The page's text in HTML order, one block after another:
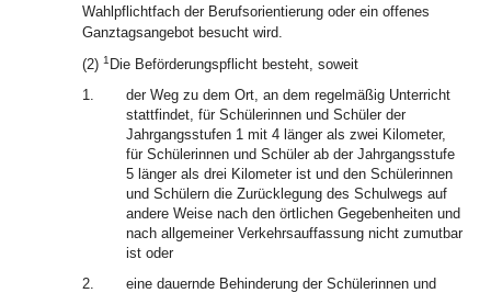
Wahlpflichtfach der Berufsorientierung oder ein offenes
Ganztagsangebot besucht wird.
(2) 1 Die Beförderungspflicht besteht, soweit
1.
der Weg zu dem Ort, an dem regelmäßig Unterricht
stattfindet, für Schülerinnen und Schüler der
Jahrgangsstufen 1 mit 4 länger als zwei Kilometer,
für Schülerinnen und Schüler ab der Jahrgangsstufe
5 länger als drei Kilometer ist und den Schülerinnen
und Schülern die Zurücklegung des Schulwegs auf
andere Weise nach den örtlichen Gegebenheiten und
nach allgemeiner Verkehrsauffassung nicht zumutbar
ist oder
2.
eine dauernde Behinderung der Schülerinnen und